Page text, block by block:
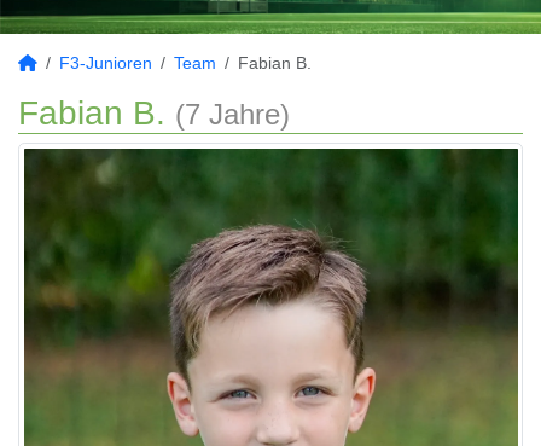
F3-Junioren Team Fabian B.
Fabian B. (7 Jahre)